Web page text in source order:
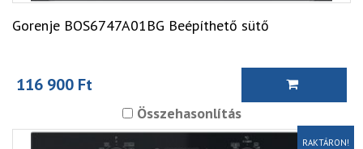
Gorenje BOS6747A01BG Beépíthető sütő
116 900 Ft
Összehasonlítás
RAKTÁRON!